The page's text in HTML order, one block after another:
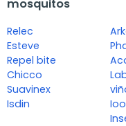
mosquitos
Relec
Esteve
Repel bite
Chicco
Suavinex
Isdin